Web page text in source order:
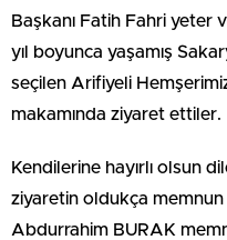
Başkanı Fatih Fahri yeter
yıl boyunca yaşamış
seçilen Arifiyeli
makamında ziyaret ettiler.
Kendilerine hayırlı olsun
ziyaretin oldukça memnun
Abdurrahim BURAK